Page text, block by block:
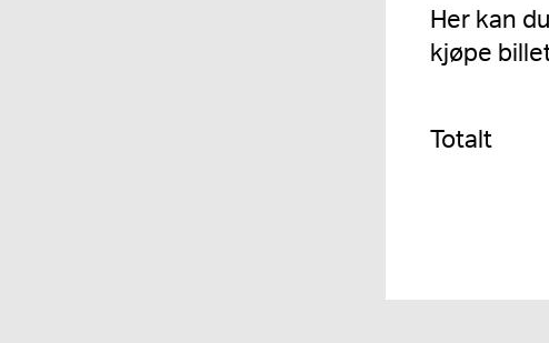
Her kan
kjøpe
Totalt